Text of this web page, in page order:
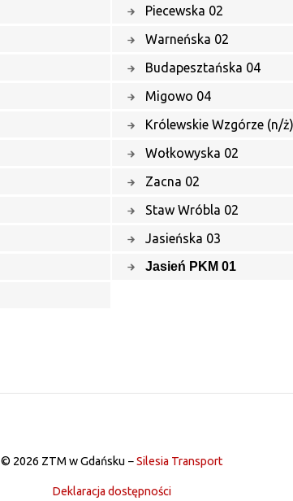
Piecewska 02
Warneńska 02
Budapesztańska 04
Migowo 04
Królewskie Wzgórze (n/
Wołkowyska 02
Zacna 02
Staw Wróbla 02
Jasieńska 03
Jasień PKM 01
© 2026 ZTM w Gdańsku −Silesia Transport
Deklaracja dostępności